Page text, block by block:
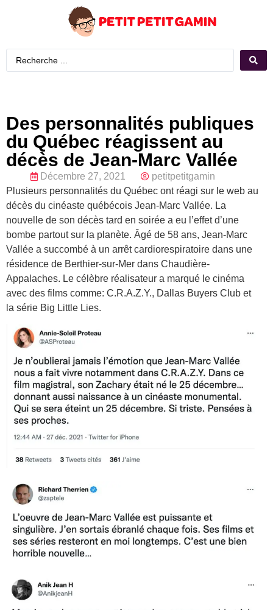
Des personnalités publiques
du Québec réagissent au
décès de Jean-Marc Vallée
Décembre 27, 2021
petitpetitgamin
Plusieurs personnalités du Québec ont réagi sur le web au
décès du cinéaste québécois Jean-Marc Vallée. La
nouvelle de son décès tard en soirée a eu l’effet d’une
bombe partout sur la planète. Âgé de 58 ans, Jean-Marc
Vallée a succombé à un arrêt cardiorespiratoire dans une
résidence de Berthier-sur-Mer dans Chaudière-
Appalaches. Le célèbre réalisateur a marqué le cinéma
avec des films comme: C.R.A.Z.Y., Dallas Buyers Club et
la série Big Little Lies.